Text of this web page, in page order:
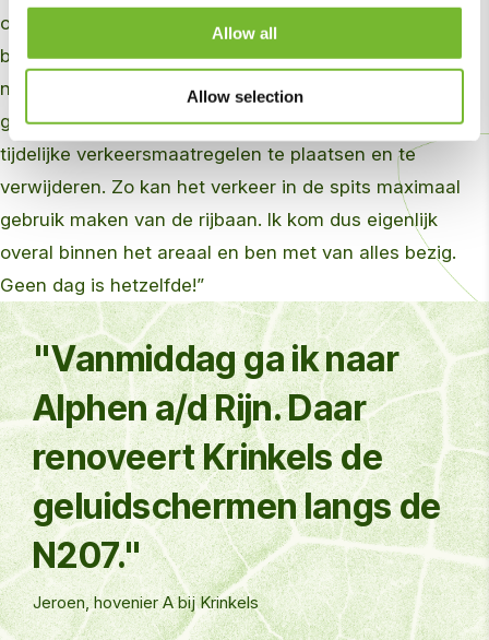
Allow all
Allow selection
onkruidvrij te maken en stuur ik mijn team aan om de
bermen langs een weg te maaien. Vanmiddag ga ik
naar Alphen a/d Rijn. Daar renoveert Krinkels de
geluidschermen langs de N207. Aan mij de taak om de
tijdelijke verkeersmaatregelen te plaatsen en te
verwijderen. Zo kan het verkeer in de spits maximaal
gebruik maken van de rijbaan. Ik kom dus eigenlijk
overal binnen het areaal en ben met van alles bezig.
Geen dag is hetzelfde!”
"Vanmiddag ga ik naar
Alphen a/d Rijn. Daar
renoveert Krinkels de
geluidschermen langs de
N207."
Jeroen, hovenier A bij Krinkels